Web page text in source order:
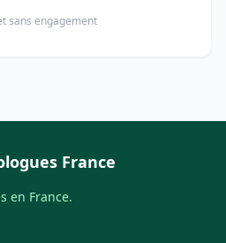
sans engagement
France
en France.